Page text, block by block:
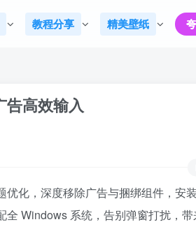
教程分享 精美壁纸
告高效输入
化，深度移除广告与捆绑组件，安
全 Windows 系统，告别弹窗打扰，